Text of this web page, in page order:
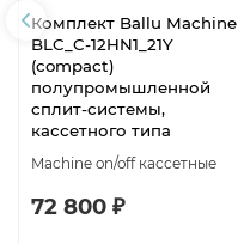
Комплект Ballu Machine
BLC_C-12HN1_21Y
(compact)
полупромышленной
сплит-системы,
кассетного типа
Machine on/off кассетные
72 800 ₽